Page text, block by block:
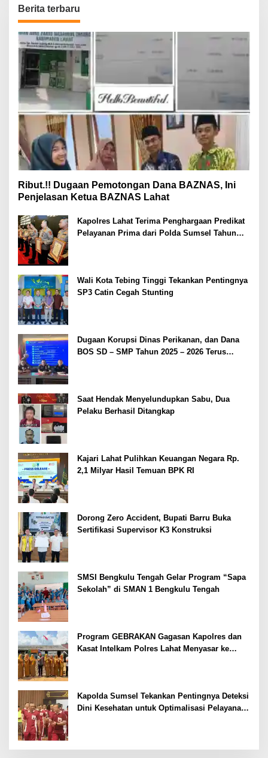
Berita terbaru
Ribut.!! Dugaan Pemotongan Dana BAZNAS, Ini
Penjelasan Ketua BAZNAS Lahat
Kapolres Lahat Terima Penghargaan Predikat
Pelayanan Prima dari Polda Sumsel Tahun
Wali Kota Tebing Tinggi Tekankan Pentingnya
SP3 Catin Cegah Stunting
Dugaan Korupsi Dinas Perikanan, dan Dana
BOS SD – SMP Tahun 2025 – 2026 Terus
Saat Hendak Menyelundupkan Sabu, Dua
Pelaku Berhasil Ditangkap
Kajari Lahat Pulihkan Keuangan Negara Rp.
2,1 Milyar Hasil Temuan BPK RI
Dorong Zero Accident, Bupati Barru Buka
Sertifikasi Supervisor K3 Konstruksi
SMSI Bengkulu Tengah Gelar Program “Sapa
Sekolah” di SMAN 1 Bengkulu Tengah
Program GEBRAKAN Gagasan Kapolres dan
Kasat Intelkam Polres Lahat Menyasar ke
Kapolda Sumsel Tekankan Pentingnya Deteksi
Dini Kesehatan untuk Optimalisasi Pelayanan